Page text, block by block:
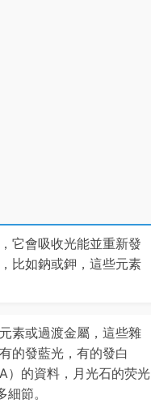
它會吸收光能並重新發
比如鈉或鉀，這些元素
素或過渡金屬，這些雜
的發藍光，有的發白
）的資料，月光石的荧光
細節。